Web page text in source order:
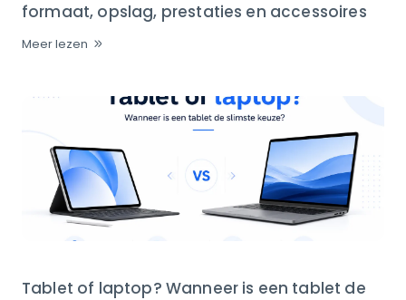
formaat, opslag, prestaties en accessoires
Meer lezen
Tablet of laptop? Wanneer is een tablet de